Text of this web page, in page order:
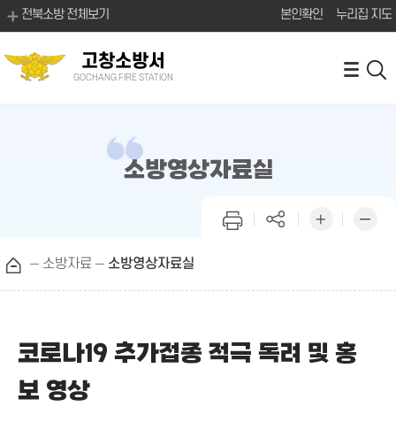
전북소방 전체보기 본인확인 누리집 지도
고창소방서
GOCHANG FIRE STATION
소방영상자료실
소방자료 소방영상자료실
코로나19 추가접종 적극 독려 및 홍
보 영상